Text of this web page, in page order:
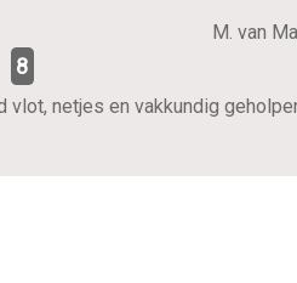
8
M. van
vlot, netjes en vakkundig